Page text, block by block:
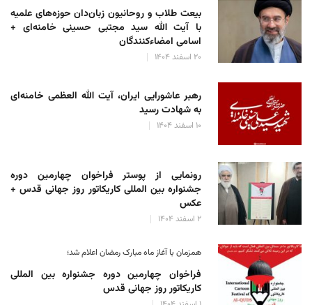
بیعت طلاب و روحانیون زبان‌دان حوزه‌های علمیه
با آیت الله سید مجتبی حسینی خامنه‌ای +
اسامی امضاءکنندگان
۲۰ اسفند ۱۴۰۴
رهبر عاشورایی ایران، آیت الله العظمی خامنه‌ای
به شهادت رسید
۱۰ اسفند ۱۴۰۴
رونمایی از پوستر فراخوان چهارمین دوره
جشنواره بین المللی کاریکاتور روز جهانی قدس +
عکس
۲ اسفند ۱۴۰۴
همزمان با آغاز ماه مبارک رمضان اعلام شد؛
فراخوان چهارمین دوره جشنواره بین المللی
کاریکاتور روز جهانی قدس